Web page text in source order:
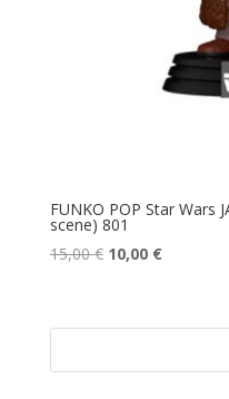
FUNKO POP Star Wars
scene) 801
15,00€ Le
était :
10,00 €Le
est :